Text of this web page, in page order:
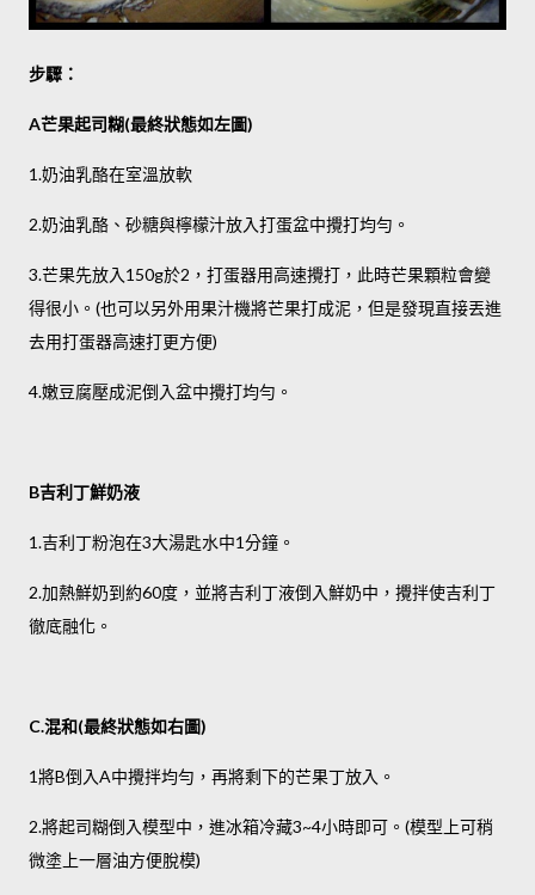
步驟：
A芒果起司糊(最終狀態如左圖)
1.奶油乳酪在室溫放軟
2.奶油乳酪、砂糖與檸檬汁放入打蛋盆中攪打均勻。
3.芒果先放入150g於2 ，打蛋器用高速攪打，此時芒果顆粒會變
得很小。 (也可以另外用果汁機將芒果打成泥，但是發現直接丟進
去用打蛋器高速打更方便)
4.嫩豆腐壓成泥倒入盆中攪打均勻。
B吉利丁鮮奶液
1.吉利丁粉泡在3大湯匙水中1分鐘。
2.加熱鮮奶到約60度，並將吉利丁液倒入鮮奶中，攪拌使吉利丁
徹底融化。
C.混和(最終狀態如右圖)
1將B倒入A中攪拌均勻，再將剩下的芒果丁放入。
2.將起司糊倒入模型中，進冰箱冷藏3~4小時即可。 (模型上可稍
微塗上一層油方便脫模)